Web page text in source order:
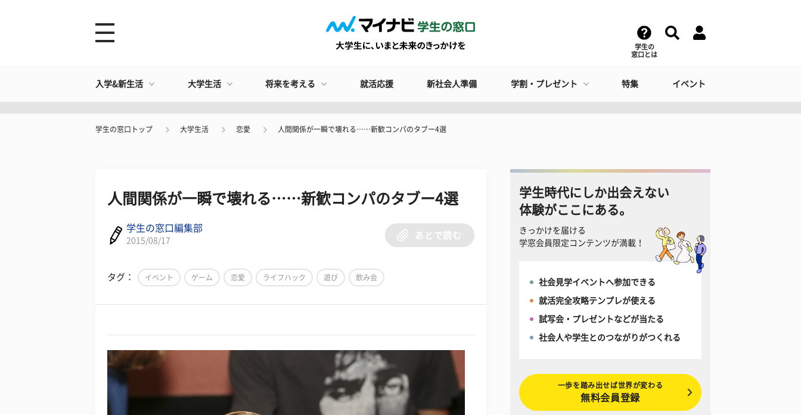
学生の
窓口とは
入学&新生活 大学生活 将来を考える 就活応援 新社会人準備 学割・プレゼント 特集 イベント
学生の窓口トップ 大学生活 恋愛 人間関係が一瞬で壊れる……新歓コンパのタブー4選
人間関係が一瞬で壊れる……新歓コンパのタブー4選
学生の窓口編集部
2015/08/17
あとで読む
タグ： イベント ゲーム 恋愛 ライフハック 遊び 飲み会
学生時代にしか出会えない
体験がここにある。
きっかけを届ける
学窓会員限定コンテンツが満載！
社会見学イベントへ参加できる
就活完全攻略テンプレが使える
試写会・プレゼントなどが当たる
社会人や学生とのつながりがつくれる
一歩を踏み出せば世界が変わる
無料会員登録